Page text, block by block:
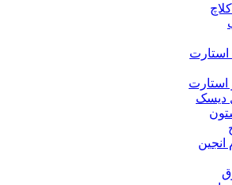
استارت
استارت
دیسک
انجین